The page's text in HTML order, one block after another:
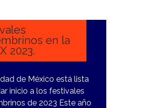
en la
2023.
de México está lista
inicio a los festivales
de 2023 Este año